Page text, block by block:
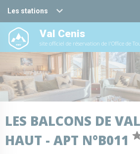
Les stations
Haute Maurienne Vanoise
Valfréjus
La Norma
Aussois
Val Cenis
Bessans
Français
English
Val Cenis
site officiel de réservation de l'Office de
LES BALCONS DE
HAUT - APT N°B011